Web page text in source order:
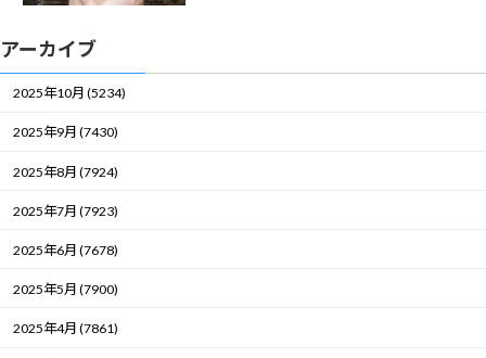
アーカイブ
2025年10月 (5234)
2025年9月 (7430)
2025年8月 (7924)
2025年7月 (7923)
2025年6月 (7678)
2025年5月 (7900)
2025年4月 (7861)